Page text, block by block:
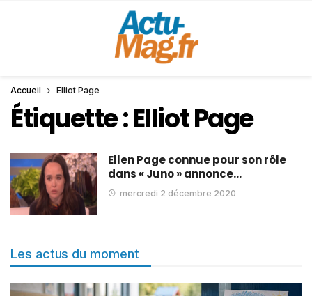
Accueil Elliot Page
Étiquette :Elliot Page
Ellen Page connue pour son rôle
dans « Juno » annonce…
mercredi 2 décembre 2020
Les actus du moment